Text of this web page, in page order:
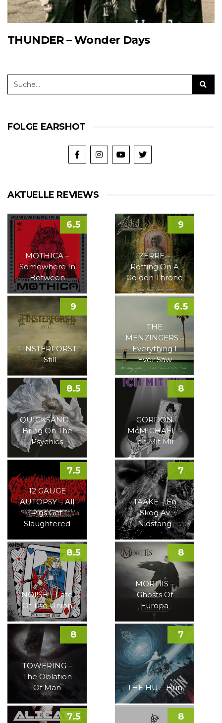
THUNDER – Wonder Days
FOLGE EARSHOT
AKTUELLE REVIEWS
MOTHICA –
Somewhere In
Between
6.5
ZERRE –
Rotting On A
Golden Throne
9
FINSTERFORST
– Still
9
THE
MENZINGERS –
Everything I
Ever Saw
6.5
QUICKSAND –
Bring On The
Psychics
8.5
GORDON
McMICHAEL –
Ich Mit Mir
8
12 GAUGE
AUTOPSY – All
Pigs Get
Slaughtered
7.5
TAAKE – En
Skog Av
Nidstang
7
NOI!SE – Fate
Of The Union
8.5
MORTIIS –
Ghosts Of
Europa
8
TOWERING –
The Oblation
Of Man
8
THE HU – Hun
7
7.5 8